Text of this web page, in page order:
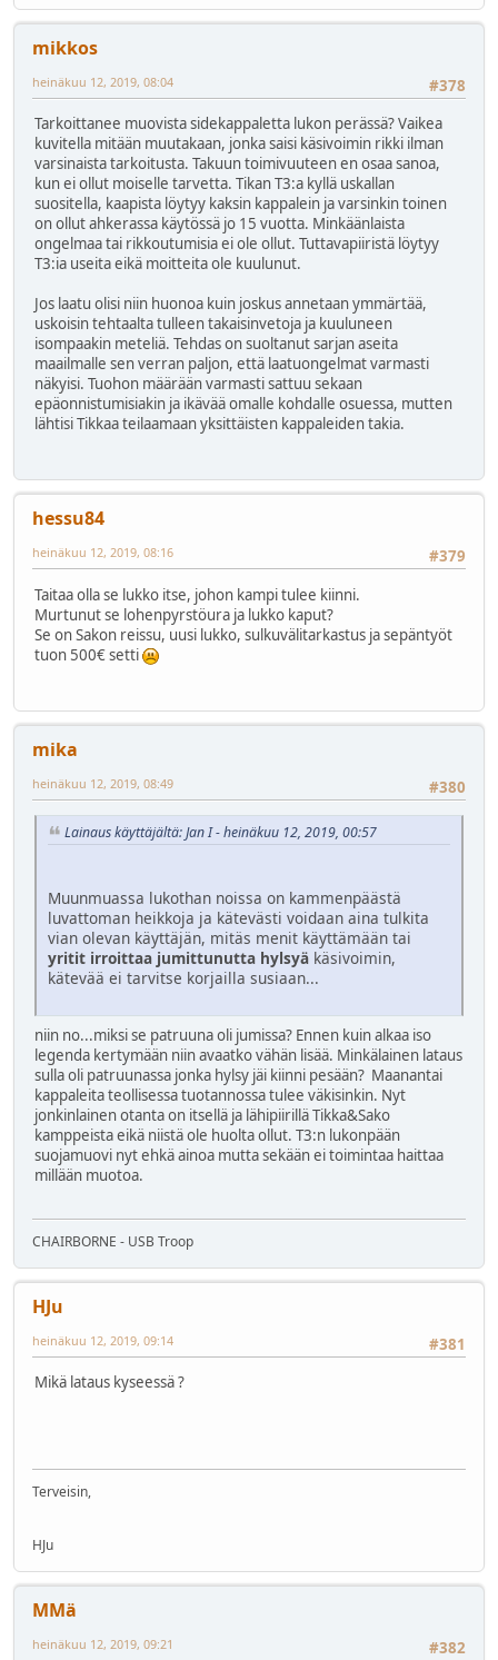
mikkos
#378
heinäkuu 12, 2019, 08:04
Tarkoittanee muovista sidekappaletta lukon perässä? Vaikea
kuvitella mitään muutakaan, jonka saisi käsivoimin rikki ilman
varsinaista tarkoitusta. Takuun toimivuuteen en osaa sanoa,
kun ei ollut moiselle tarvetta. Tikan T3:a kyllä uskallan
suositella, kaapista löytyy kaksin kappalein ja varsinkin toinen
on ollut ahkerassa käytössä jo 15 vuotta. Minkäänlaista
ongelmaa tai rikkoutumisia ei ole ollut. Tuttavapiiristä löytyy
T3:ia useita eikä moitteita ole kuulunut.
Jos laatu olisi niin huonoa kuin joskus annetaan ymmärtää,
uskoisin tehtaalta tulleen takaisinvetoja ja kuuluneen
isompaakin meteliä. Tehdas on suoltanut sarjan aseita
maailmalle sen verran paljon, että laatuongelmat varmasti
näkyisi. Tuohon määrään varmasti sattuu sekaan
epäonnistumisiakin ja ikävää omalle kohdalle osuessa, mutten
lähtisi Tikkaa teilaamaan yksittäisten kappaleiden takia.
hessu84
#379
heinäkuu 12, 2019, 08:16
Taitaa olla se lukko itse, johon kampi tulee kiinni.
Murtunut se lohenpyrstöura ja lukko kaput?
Se on Sakon reissu, uusi lukko, sulkuvälitarkastus ja sepäntyöt
tuon 500€ setti
mika
#380
heinäkuu 12, 2019, 08:49
Lainaus käyttäjältä: Jan I - heinäkuu 12, 2019, 00:57
Muunmuassa lukothan noissa on kammenpäästä
luvattoman heikkoja ja kätevästi voidaan aina tulkita
vian olevan käyttäjän, mitäs menit käyttämään tai
yritit irroittaa jumittunutta hylsyä käsivoimin,
kätevää ei tarvitse korjailla susiaan...
niin no...miksi se patruuna oli jumissa? Ennen kuin alkaa iso
legenda kertymään niin avaatko vähän lisää. Minkälainen lataus
sulla oli patruunassa jonka hylsy jäi kiinni pesään? Maanantai
kappaleita teollisessa tuotannossa tulee väkisinkin. Nyt
jonkinlainen otanta on itsellä ja lähipiirillä Tikka&Sako
kamppeista eikä niistä ole huolta ollut. T3:n lukonpään
suojamuovi nyt ehkä ainoa mutta sekään ei toimintaa haittaa
millään muotoa.
CHAIRBORNE - USB Troop
HJu
#381
heinäkuu 12, 2019, 09:14
Mikä lataus kyseessä ?
Terveisin,
HJu
MMä
#382
heinäkuu 12, 2019, 09:21